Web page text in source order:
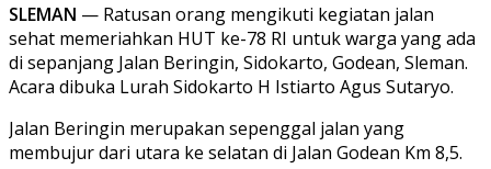
SLEMAN — Ratusan orang mengikuti kegiatan jalan
sehat memeriahkan HUT ke-78 RI untuk warga yang ada
di sepanjang Jalan Beringin, Sidokarto, Godean, Sleman.
Acara dibuka Lurah Sidokarto H Istiarto Agus Sutaryo.
Jalan Beringin merupakan sepenggal jalan yang
membujur dari utara ke selatan di Jalan Godean Km 8,5.